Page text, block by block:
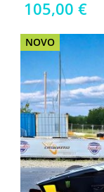
105,00 €
NOVO